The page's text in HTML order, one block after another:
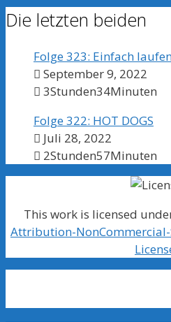
Die letzten beiden
Folge 323: Einfach
September 9, 2022
3Stunden34Minuten
Folge 322: HOT DOGS
Juli 28, 2022
2Stunden57Minuten
This work is licensed
Attribution-